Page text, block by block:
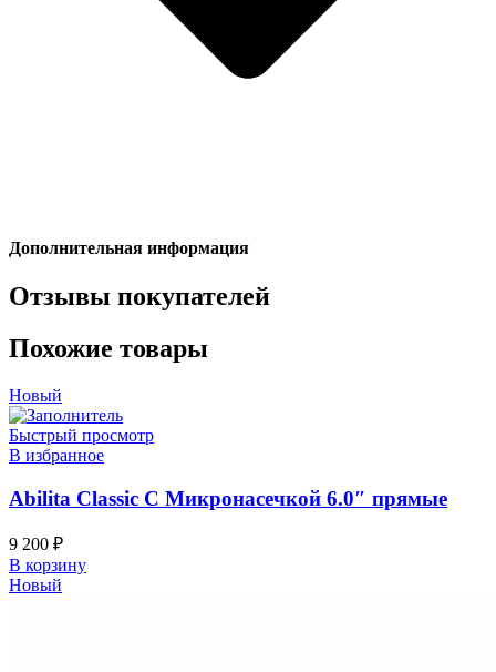
Дополнительная информация
Отзывы покупателей
Похожие товары
Новый
Быстрый просмотр
В избранное
Abilita Classic С Микронасечкой 6.0″ прямые
9 200 ₽
В корзину
Новый